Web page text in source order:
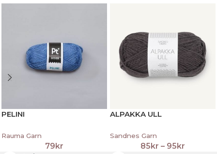
PELINI
Rauma Garn
79kr
ALPAKKA ULL
Sandnes Garn
85kr – 95kr